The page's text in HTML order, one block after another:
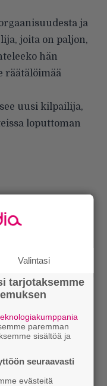
ja
joita on paljon,
hän
räätälöimää
uusi kilpailija,
loputtoman
Valintasi
tarjotaksemme
paremman
sisältöä ja
seuraavasti
evästeitä